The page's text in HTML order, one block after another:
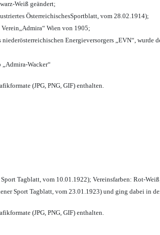
Weiß geändert;
ÖsterreichischesSportblatt, vom 28.02.1914);
Wien von 1905;
Energieversorgers „EVN“,
Wacker“
(JPG, PNG, GIF) enthalten.
Tagblatt, vom 10.01.1922); Vereinsfarben: Rot-
Sport Tagblatt, vom 23.01.1923) und ging dabei in
(JPG, PNG, GIF) enthalten.